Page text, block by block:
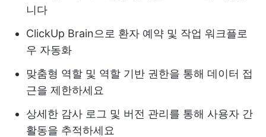
니다
ClickUp Brain으로 환자 예약 및 작업 워크플로
우 자동화
맞춤형 역할 및 역할 기반 권한을 통해 데이터 접
근을 제한하세요
상세한 감사 로그 및 버전 관리를 통해 사용자 간
활동을 추적하세요